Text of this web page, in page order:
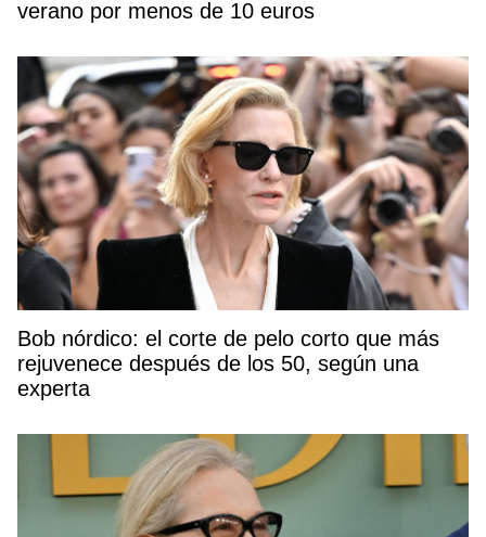
verano por menos de 10 euros
Bob nórdico: el corte de pelo corto que más
rejuvenece después de los 50, según una
experta